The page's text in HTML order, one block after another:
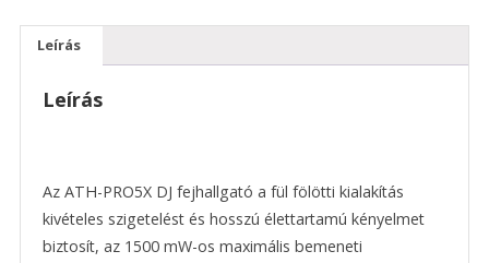
Leírás
Leírás
Az ATH-PRO5X DJ fejhallgató a fül fölötti kialakítás
kivételes szigetelést és hosszú élettartamú kényelmet
biztosít, az 1500 mW-os maximális bemeneti